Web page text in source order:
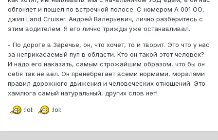
обгоняет и пошел по встречной полосе. С номером А 001 ОО,
джип Land Cruiser. Андрей Валерьевич, лично разберитесь с
этим водителем. Я его лично трижды уже останавливал.
- По дороге в Заречье, он, что хочет, то и творит. Это что у нас
за неприкасаемый пуп в области. Кто он такой этот человек?
И надо его наказать, самым строжайшим образом, что бы он
себя так не вел. Он пренебрегает всеми нормами, моралями
правил дорожного движения и человеческих отношений. Это
хамлюга самый натуральный, других слов нет!
:lol: :lol: